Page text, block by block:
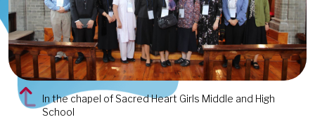
In the chapel of Sacred Heart Girls Middle and High
School